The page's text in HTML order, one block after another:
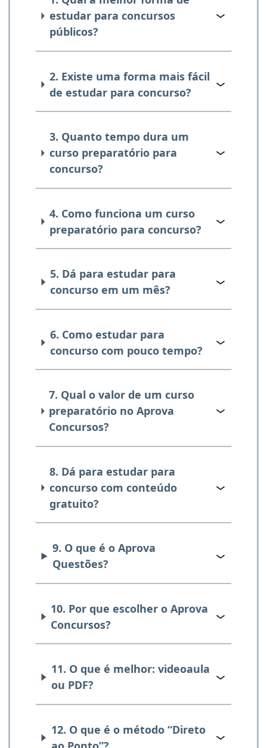
estudar para concursos
públicos?
2. Existe uma forma mais fácil
de estudar para concurso?
3. Quanto tempo dura um
curso preparatório para
concurso?
4. Como funciona um curso
preparatório para concurso?
5. Dá para estudar para
concurso em um mês?
6. Como estudar para
concurso com pouco tempo?
7. Qual o valor de um curso
preparatório no Aprova
Concursos?
8. Dá para estudar para
concurso com conteúdo
gratuito?
9. O que é o Aprova
Questões?
10. Por que escolher o Aprova
Concursos?
11. O que é melhor: videoaula
ou PDF?
12. O que é o método “Direto